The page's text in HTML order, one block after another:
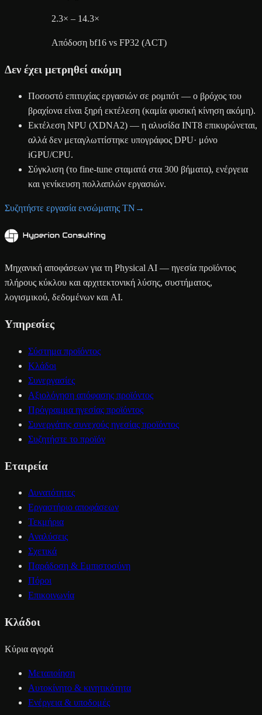
2.3× – 14.3×
Απόδοση bf16 vs FP32 (ACT)
Δεν έχει μετρηθεί ακόμη
Ποσοστό επιτυχίας εργασιών σε ρομπότ — ο βρόχος του
βραχίονα είναι ξηρή εκτέλεση (καμία φυσική κίνηση ακόμη).
Εκτέλεση NPU (XDNA2) — η αλυσίδα INT8 επικυρώνεται,
αλλά δεν μεταγλωττίστηκε υπογράφος DPU· μόνο
iGPU/CPU.
Σύγκλιση (το fine-tune σταματά στα 300 βήματα), ενέργεια
και γενίκευση πολλαπλών εργασιών.
Συζητήστε εργασία ενσώματης ΤΝ →
Μηχανική αποφάσεων για τη Physical AI — ηγεσία προϊόντος
πλήρους κύκλου και αρχιτεκτονική λύσης, συστήματος,
λογισμικού, δεδομένων και AI.
Υπηρεσίες
Σύστημα προϊόντος
Κλάδοι
Συνεργασίες
Αξιολόγηση απόφασης προϊόντος
Πρόγραμμα ηγεσίας προϊόντος
Συνεργάτης συνεχούς ηγεσίας προϊόντος
Συζητήστε το προϊόν
Εταιρεία
Δυνατότητες
Εργαστήριο αποφάσεων
Τεκμήρια
Αναλύσεις
Σχετικά
Παράδοση & Εμπιστοσύνη
Πόροι
Επικοινωνία
Κλάδοι
Κύρια αγορά
Μεταποίηση
Αυτοκίνητο & κινητικότητα
Ενέργεια & υποδομές